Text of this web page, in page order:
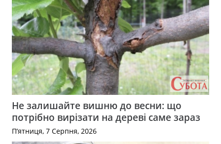
Не залишайте вишню до весни: що
потрібно вирізати на дереві саме зараз
П’ятниця, 7 Серпня, 2026